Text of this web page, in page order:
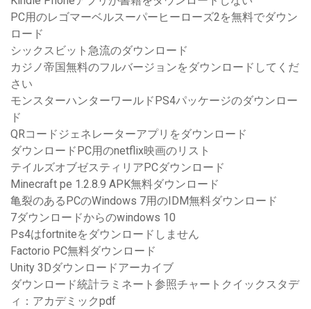
PC用のレゴマーベルスーパーヒーローズ2を無料でダウン
ロード
シックスビット急流のダウンロード
カジノ帝国無料のフルバージョンをダウンロードしてくだ
さい
モンスターハンターワールドPS4パッケージのダウンロー
ド
QRコードジェネレーターアプリをダウンロード
ダウンロードPC用のnetflix映画のリスト
テイルズオブゼスティリアPCダウンロード
Minecraft pe 1.2.8.9 APK無料ダウンロード
亀裂のあるPCのWindows 7用のIDM無料ダウンロード
7ダウンロードからのwindows 10
Ps4はfortniteをダウンロードしません
Factorio PC無料ダウンロード
Unity 3Dダウンロードアーカイブ
ダウンロード統計ラミネート参照チャートクイックスタデ
ィ：アカデミックpdf